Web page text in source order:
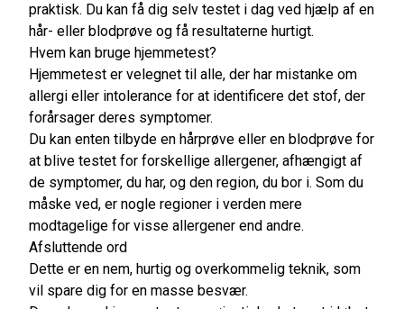
praktisk. Du kan få dig selv testet i dag ved hjælp af en
hår- eller blodprøve og få resultaterne hurtigt.
Hvem kan bruge hjemmetest?
Hjemmetest er velegnet til alle, der har mistanke om
allergi eller intolerance for at identificere det stof, der
forårsager deres symptomer.
Du kan enten tilbyde en hårprøve eller en blodprøve for
at blive testet for forskellige allergener, afhængigt af
de symptomer, du har, og den region, du bor i. Som du
måske ved, er nogle regioner i verden mere
modtagelige for visse allergener end andre.
Afsluttende ord
Dette er en nem, hurtig og overkommelig teknik, som
vil spare dig for en masse besvær.